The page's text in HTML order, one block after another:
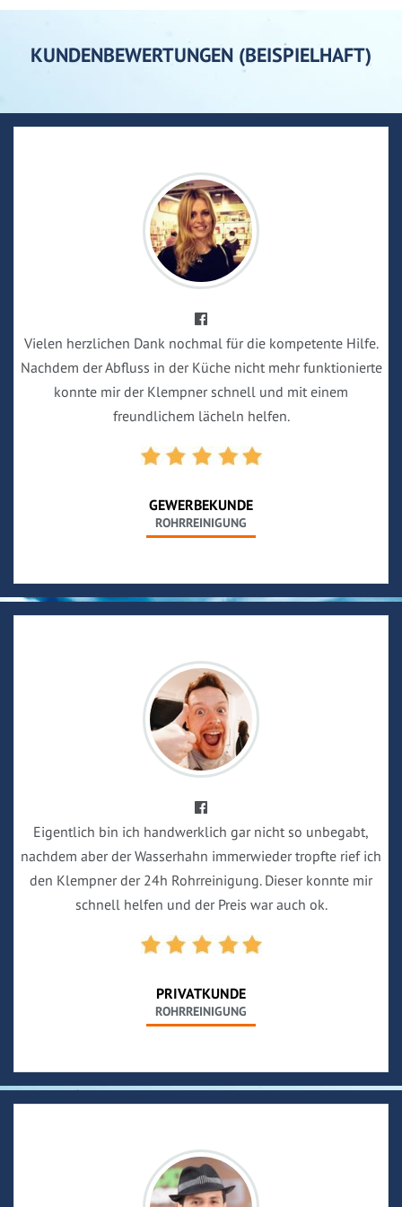
KUNDENBEWERTUNGEN (BEISPIELHAFT)
Vielen herzlichen Dank nochmal für die kompetente Hilfe.
Nachdem der Abfluss in der Küche nicht mehr funktionierte
konnte mir der Klempner schnell und mit einem
freundlichem lächeln helfen.
GEWERBEKUNDE
ROHRREINIGUNG
Eigentlich bin ich handwerklich gar nicht so unbegabt,
nachdem aber der Wasserhahn immerwieder tropfte rief ich
den Klempner der 24h Rohrreinigung. Dieser konnte mir
schnell helfen und der Preis war auch ok.
PRIVATKUNDE
ROHRREINIGUNG